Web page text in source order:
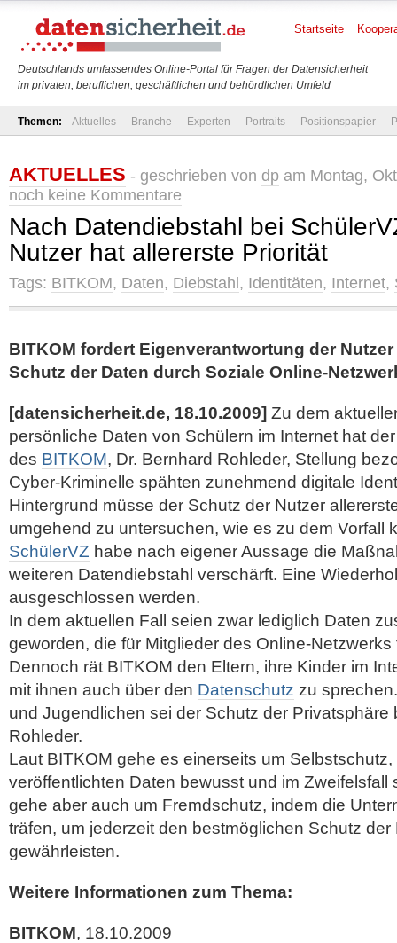
Deutschlands umfassendes Online-Portal für Fragen der Datensicherheit
im privaten, beruflichen, geschäftlichen und behördlichen Umfeld
Startseite
Themen: Aktuelles Branche Experten Portraits Positionspapier
AKTUELLES - geschrieben von dp am Montag,
noch keine Kommentare
Nach Datendiebstahl bei
Nutzer hat allererste Priorität
Tags: BITKOM, Daten, Diebstahl , Identitäten, Internet,
BITKOM fordert Eigenverantwortung der
Schutz der Daten durch Soziale Online-
[datensicherheit.de, 18.10.2009] Zu dem
persönliche Daten von Schülern im Internet hat
des BITKOM, Dr. Bernhard Rohleder, Stellung
Cyber-Kriminelle spähten zunehmend digitale
Hintergrund müsse der Schutz der Nutzer
umgehend zu untersuchen, wie es zu dem Vorfall
SchülerVZ habe nach eigener Aussage die
weiteren Datendiebstahl verschärft. Eine
ausgeschlossen werden.
In dem aktuellen Fall seien zwar lediglich Daten
geworden, die für Mitglieder des Online-
Dennoch rät BITKOM den Eltern, ihre Kinder im
mit ihnen auch über den Datenschutz zu
und Jugendlichen sei der Schutz der Privatsphäre
Rohleder.
Laut BITKOM gehe es einerseits um
veröffentlichten Daten bewusst und im Zweifelsfall
gehe aber auch um Fremdschutz, indem die
träfen, um jederzeit den bestmöglichen Schutz der
gewährleisten.
Weitere Informationen zum Thema:
BITKOM, 18.10.2009